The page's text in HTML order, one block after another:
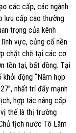
các cấp, các ngành
lưu cấp cao thường
trọng của kênh
vực, củng cố nền
chặt chẽ tại các cơ
tồn tại, bất đồng. Tại
động “Năm hợp
nhất trí đẩy mạnh
hợp tác nâng cấp
thế là thị trường
tịch nước Tô Lâm